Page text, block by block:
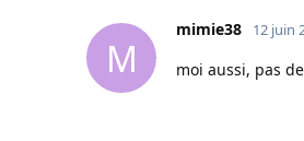
M
mimie38 12 juin
moi aussi, pas